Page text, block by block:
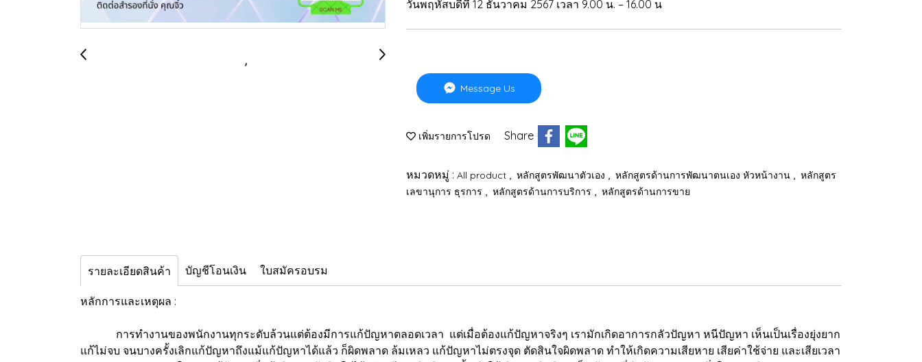
วันพฤหัสบดีที่ 12 ธันวาคม 2567 เวลา 9.00 น. – 16.00 น
Message Us
เพิ่มรายการโปรด Share
หมวดหมู่ : All product หลักสูตรพัฒนาตัวเอง หลักสูตรด้านการพัฒนาตนเอง หัวหน้างาน
หลักสูตร
เลขานุการ ธุรการ
หลักสูตรด้านการบริการ หลักสูตรด้านการขาย
รายละเอียดสินค้า บัญชีโอนเงิน ใบสมัครอบรม
หลักการและเหตุผล :
การทำงานของพนักงานทุกระดับล้วนแต่ต้องมีการแก้ปัญหาตลอดเวลา แต่เมื่อต้องแก้ปัญหาจริงๆ เรามักเกิดอาการกลัวปัญหา หนีปัญหา เห็นเป็นเรื่องยุ่งยาก
แก้ไม่จบ จนบางครั้งเลิกแก้ปัญหาถึงแม้แก้ปัญหาได้แล้ว ก็ผิดพลาด ล้มเหลว แก้ปัญหาไม่ตรงจุด ตัดสินใจผิดพลาด ทำให้เกิดความเสียหาย เสียค่าใช้จ่าย และเสียเวลา